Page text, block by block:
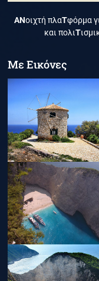
ΑΝοιχτή πλαΤφόρμα
και πολιΤ
Με Εικόνες